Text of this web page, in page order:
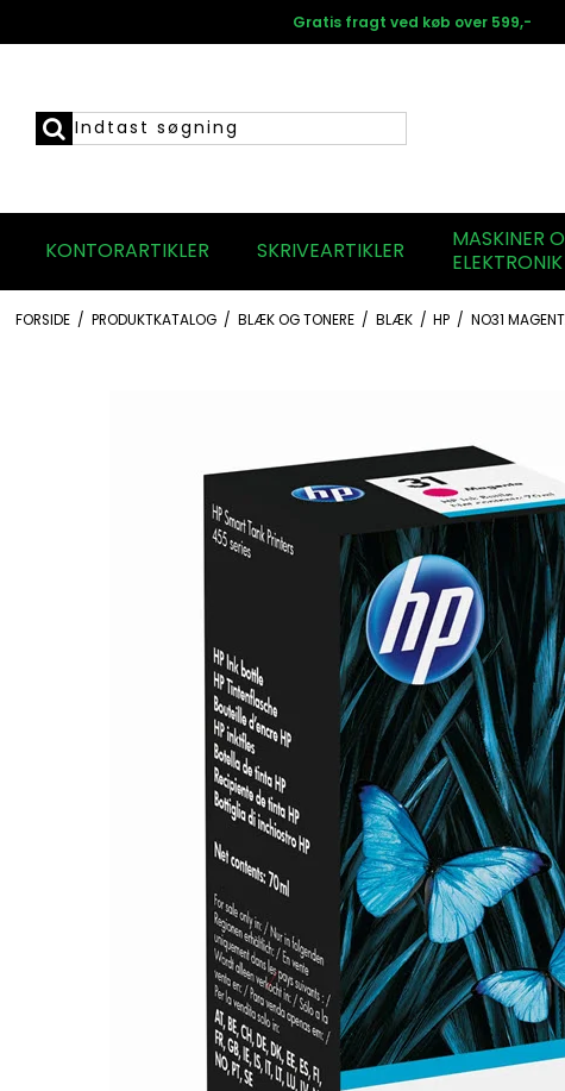
Gratis fragt ved køb over 599,-
KONTORARTIKLER SKRIVEARTIKLER
MASKINER
ELEKTRONIK
FORSIDE / PRODUKTKATALOG / BLÆK OG TONERE / BLÆK / HP / NO31